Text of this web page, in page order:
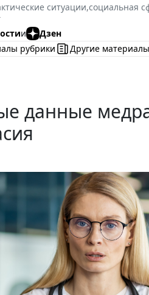
ситуации,социальная
и
Дзен
рубрики
Другие
данные